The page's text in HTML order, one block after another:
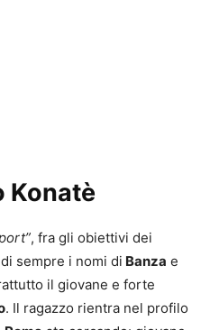
Konatè
, fra gli obiettivi dei
sempre i nomi di Banza e
il giovane e forte
. Il ragazzo rientra nel profilo